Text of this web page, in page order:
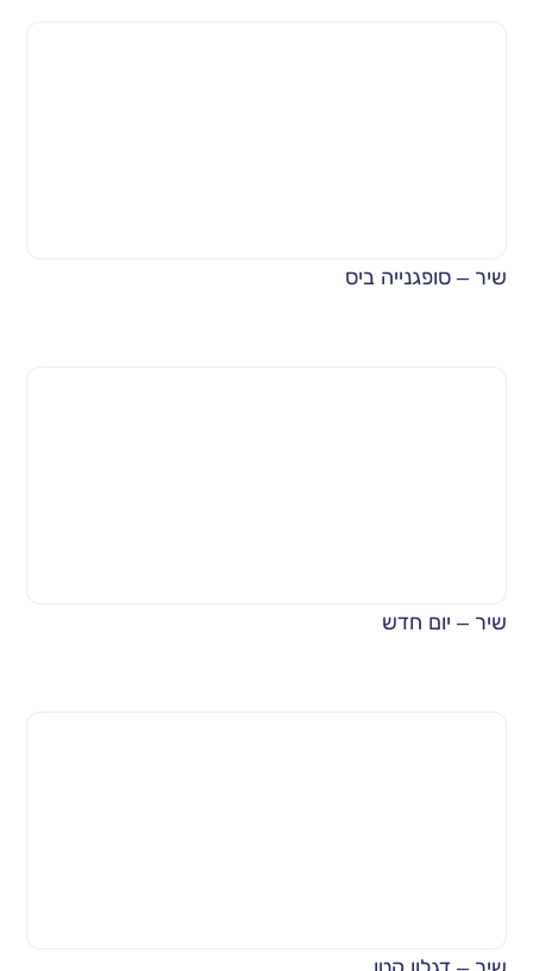
שיר – סופגנייה ביס
שיר – יום חדש